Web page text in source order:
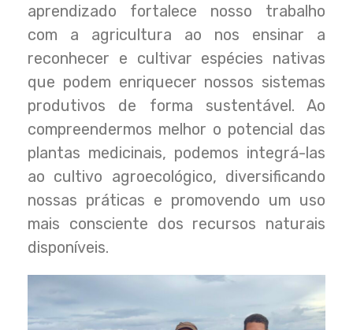
aprendizado fortalece nosso trabalho
com a agricultura ao nos ensinar a
reconhecer e cultivar espécies nativas
que podem enriquecer nossos sistemas
produtivos de forma sustentável. Ao
compreendermos melhor o potencial das
plantas medicinais, podemos integrá-las
ao cultivo agroecológico, diversificando
nossas práticas e promovendo um uso
mais consciente dos recursos naturais
disponíveis.